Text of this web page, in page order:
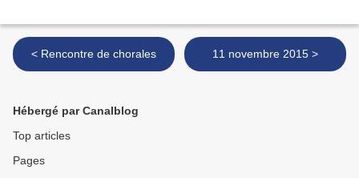
< Rencontre de chorales 11 novembre 2015 >
Hébergé par Canalblog
Top articles
Pages